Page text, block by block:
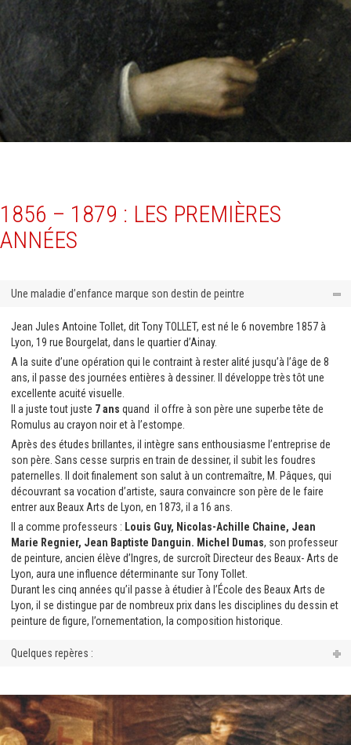
1856 – 1879 : LES PREMIÈRES
ANNÉES
Une maladie d’enfance marque son destin de peintre
Jean Jules Antoine Tollet, dit Tony TOLLET, est né le 6 novembre 1857 à
Lyon, 19 rue Bourgelat, dans le quartier d’Ainay.
A la suite d’une opération qui le contraint à rester alité jusqu’à l’âge de 8
ans, il passe des journées entières à dessiner. Il développe très tôt une
excellente acuité visuelle.
Il a juste tout juste 7 ans quand il offre à son père une superbe tête de
Romulus au crayon noir et à l’estompe.
Après des études brillantes, il intègre sans enthousiasme l’entreprise de
son père. Sans cesse surpris en train de dessiner, il subit les foudres
paternelles. Il doit finalement son salut à un contremaître, M. Pâques, qui
découvrant sa vocation d’artiste, saura convaincre son père de le faire
entrer aux Beaux Arts de Lyon, en 1873, il a 16 ans.
Il a comme professeurs : Louis Guy, Nicolas-Achille Chaine, Jean
Marie Regnier, Jean Baptiste Danguin. Michel Dumas, son professeur
de peinture, ancien élève d’Ingres, de surcroît Directeur des Beaux- Arts de
Lyon, aura une influence déterminante sur Tony Tollet.
Durant les cinq années qu’il passe à étudier à l’École des Beaux Arts de
Lyon, il se distingue par de nombreux prix dans les disciplines du dessin et
peinture de figure, l’ornementation, la composition historique.
Quelques repères :